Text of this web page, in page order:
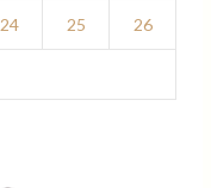
24 25 26